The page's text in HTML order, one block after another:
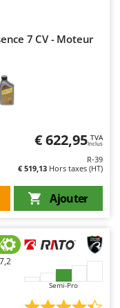
7 CV - Moteur
€ 622,95 TVA
Inclus
R-39
€ 519,13 Hors taxes (HT)
Ajouter
7,2
Semi-Pro